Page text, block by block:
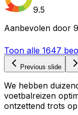
9.5
Aanbevolen door
Toon alle 1647
Previous slide
We hebben
voetbalreizen
ontzettend trots